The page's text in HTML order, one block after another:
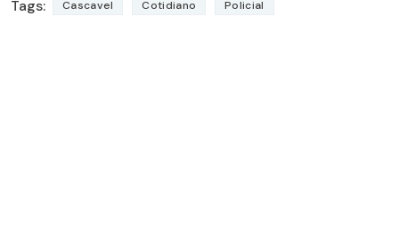
Tags: Cascavel Cotidiano Policial